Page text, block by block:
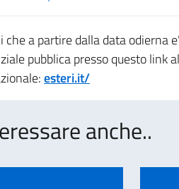
a partire dalla data odierna
pubblica presso questo link
esteri.it/
anche..